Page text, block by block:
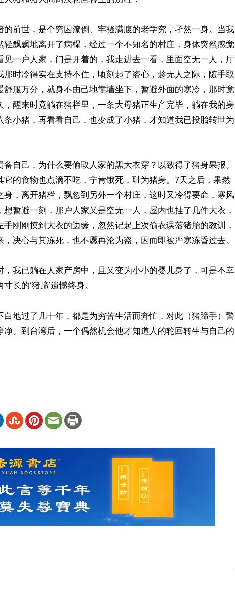
前世，是个穷困潦倒、牢骚满腹的老学究，孑然一身。当我
飘飘地离开了病榻，经过一个不知名的村庄，身体突然感觉
一户人家，门是开着的，我走进去一看，里面空无一人，厅
时冷得实在支持不住，顷刻起了盗心，趁无人之际，随手取
舒服万分，就身不由己地靠墙坐下，暂避外面的寒冷，那时竟
醒来时竟躺在猪栏里，一条大母猪正生产完毕，躺在我的身
小猪，再看看自己，也变成了小猪，才知道我已投胎转世为
自己，为什么要偷取人家的黑大衣穿？以致得了猪身果报。
的食物也点滴不吃，宁肯饿死，耻为猪身。7天之后，果然
，离开猪栏，飘忽到另外一个村庄，这时又冷得要命，寒风
暂避一刻，那户人家又是空无一人，屋内也挂了几件大衣，
刚刚摸到大衣的边缘，忽然记起上次偷衣误落猪胎的教训，
决心与其冻死，也不愿再沦为盗，因而即被严寒冻昏过去。
，我已躺在人家产房中，且又变为小小的婴儿身了，可是不幸
长的‘猪蹄’遗憾终身。
地过了几十年，都是为穷苦生活而奔忙，对此（猪蹄手）警
。到台湾后，一个偶然机会他才知道人的轮回转生与自己的